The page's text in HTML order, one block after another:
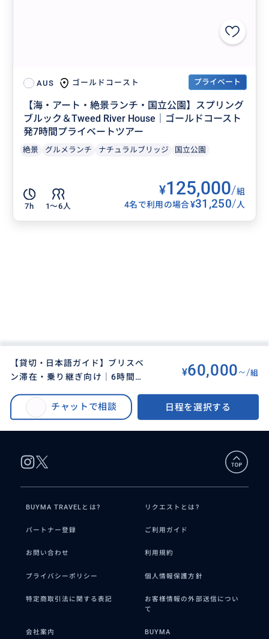
AUS ゴールドコースト プライベート
【海・アート・絶景ランチ・国立公園】スプリング
ブルック＆Tweed River House｜ゴールドコースト
発7時間プライベートツアー
絶景 グルメランチ ナチュラルブリッジ 国立公園
7h 1〜6人
¥125,000/組
4名で利用の場合¥31,250/人
【貸切・日本語ガイド】ブリスベ
ン滞在・乗り継ぎ向け｜6時間プ
自在｜STANDARD PLAN
¥60,000~/組
チャットで相談 日程を選択する
【貸切・日本語ガイド】ブリスベン乗り継ぎ・滞在者向け｜6時間プライベー
ト観光｜ウォーターフロントランチ込みプランあり
BUYMA TRAVELとは? リクエストとは?
パートナー登録 ご利用ガイド
お問い合わせ 利用規約
プライバシーポリシー 個人情報保護方針
特定商取引法に関する表記
お客様情報の外部送信につい
て
会社案内 BUYMA